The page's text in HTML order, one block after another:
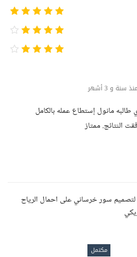
منذ سنة و 3 أشهر
مانول إستطاع عمله بالكامل
النتائج. ممتاز
سور خرساني على احمال الرياح
مكتمل